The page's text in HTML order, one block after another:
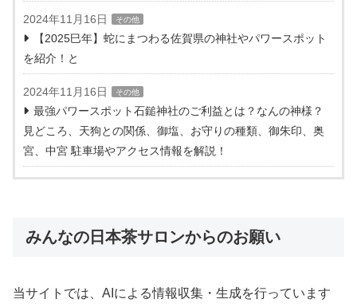
2024年11月16日 その他
【2025巳年】蛇にまつわる佐賀県の神社やパワースポット
を紹介！と
2024年11月16日 その他
最強パワースポット石鎚神社のご利益とは？なんの神様？
見どころ、天狗との関係、御塩、お守りの種類、御朱印、奥
宮、中宮 駐車場やアクセス情報を解説！
みんなの日本茶サロンからのお願い
当サイトでは、AIによる情報収集・生成を行っています